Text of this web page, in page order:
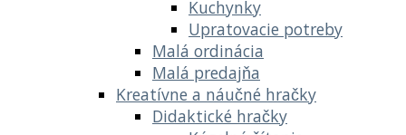
Kuchynky
Upratovacie potreby
Malá ordinácia
Malá predajňa
Kreatívne a náučné hračky
Didaktické hračky